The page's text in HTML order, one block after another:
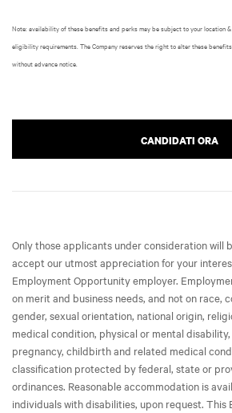
Note: availability of these benefits and perks may be subject to your location
eligibility requirements. The Company reserves the right to alter these
without advance notice.
CANDIDATI ORA
Only those applicants under consideration will
accept our utmost appreciation for your
Employment Opportunity employer.
on merit and business needs, and not on race,
gender, sexual orientation, national origin,
medical condition, physical or mental
pregnancy, childbirth and related medical
classification protected by federal, state or
ordinances. Reasonable accommodation is
individuals with disabilities, upon request. This